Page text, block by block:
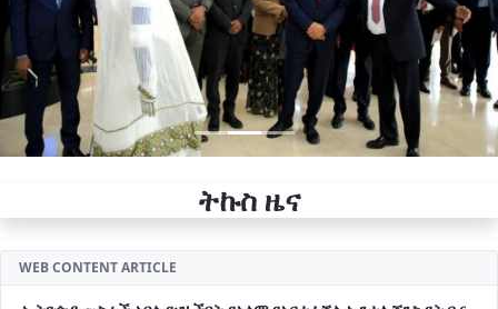
ትኩስ ዜና
WEB CONTENT ARTICLE